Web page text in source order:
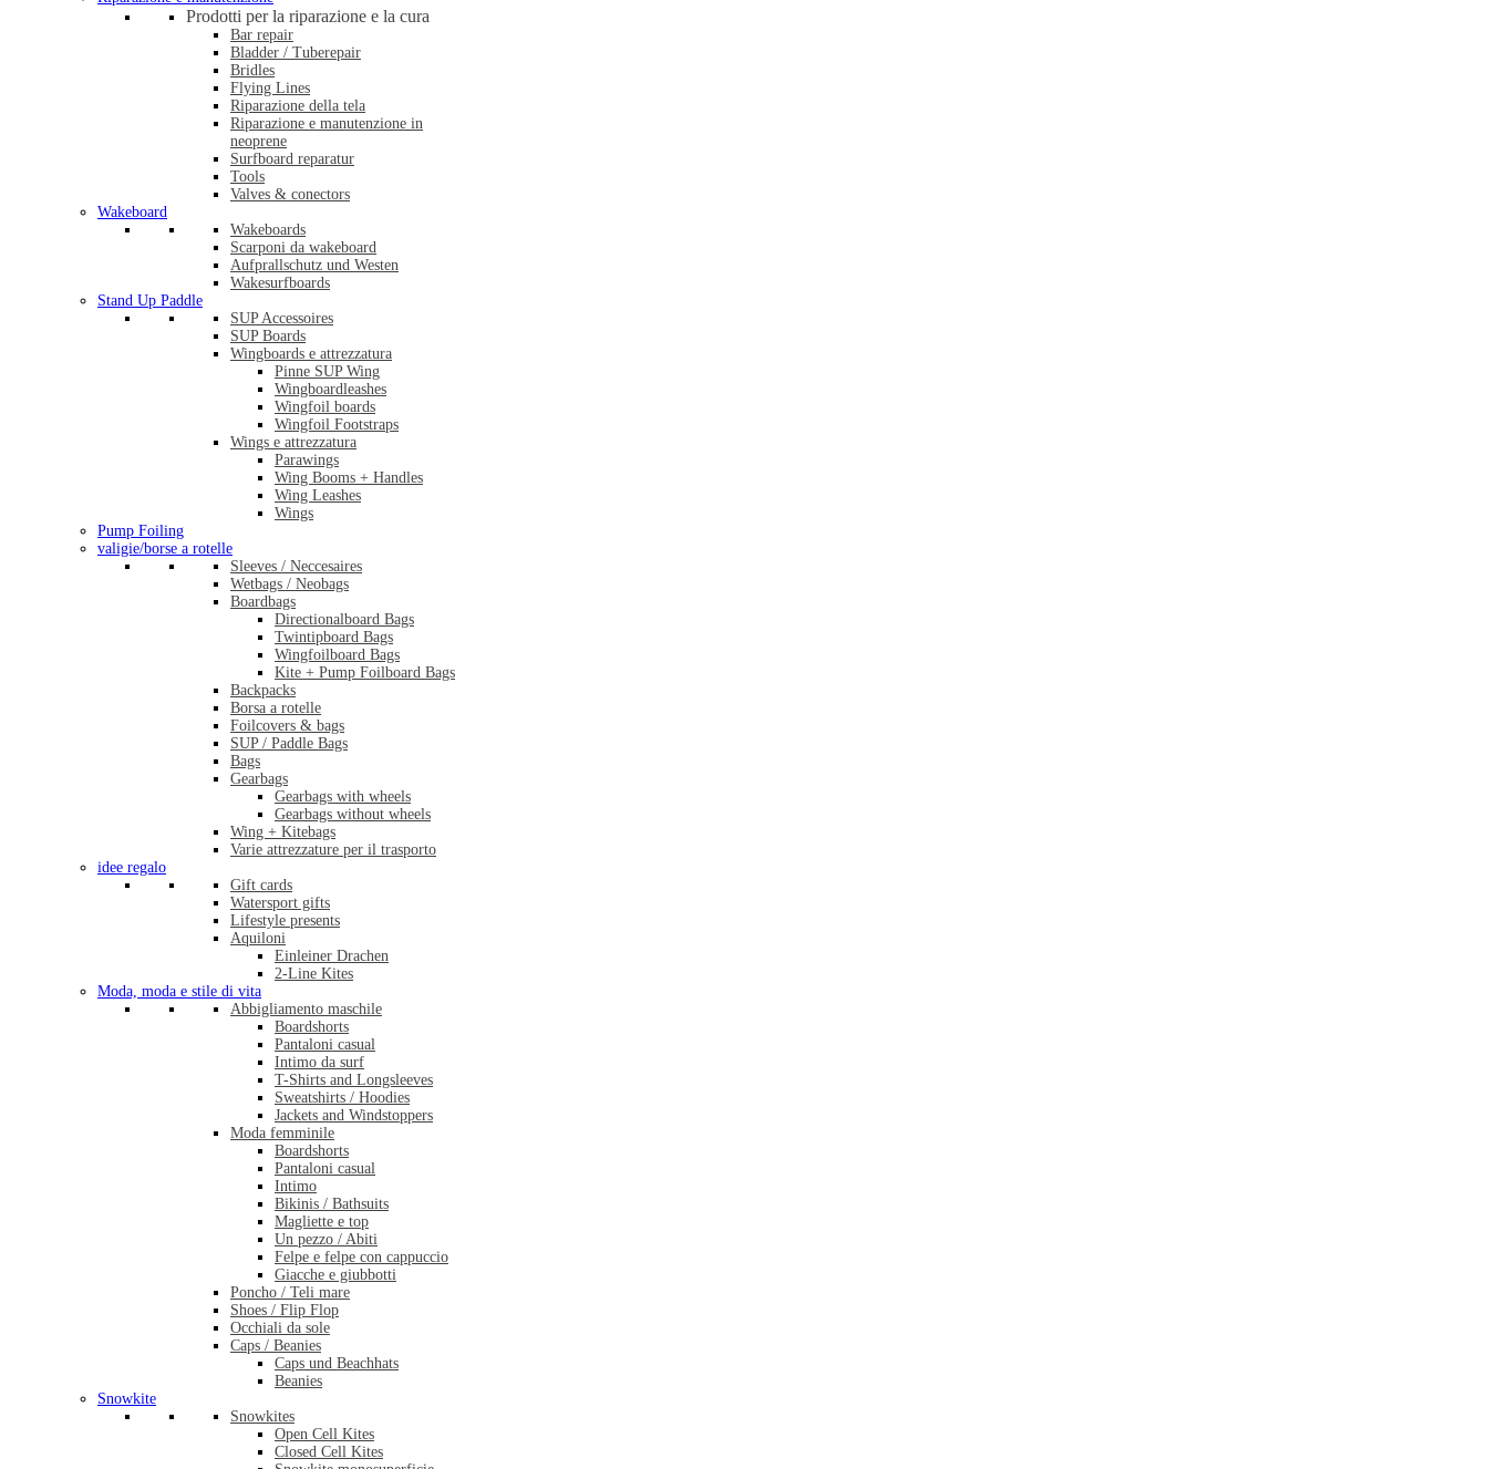
Prodotti per la riparazione e la cura
Bar repair
Bladder / Tuberepair
Bridles
Flying Lines
Riparazione della tela
Riparazione e manutenzione in
neoprene
Surfboard reparatur
Tools
Valves & conectors
Wakeboard
Wakeboards
Scarponi da wakeboard
Aufprallschutz und Westen
Wakesurfboards
Stand Up Paddle
SUP Accessoires
SUP Boards
Wingboards e attrezzatura
Pinne SUP Wing
Wingboardleashes
Wingfoil boards
Wingfoil Footstraps
Wings e attrezzatura
Parawings
Wing Booms + Handles
Wing Leashes
Wings
Pump Foiling
valigie/borse a rotelle
Sleeves / Neccesaires
Wetbags / Neobags
Boardbags
Directionalboard Bags
Twintipboard Bags
Wingfoilboard Bags
Kite + Pump Foilboard Bags
Backpacks
Borsa a rotelle
Foilcovers & bags
SUP / Paddle Bags
Bags
Gearbags
Gearbags with wheels
Gearbags without wheels
Wing + Kitebags
Varie attrezzature per il trasporto
idee regalo
Gift cards
Watersport gifts
Lifestyle presents
Aquiloni
Einleiner Drachen
2-Line Kites
Moda, moda e stile di vita
Abbigliamento maschile
Boardshorts
Pantaloni casual
Intimo da surf
T-Shirts and Longsleeves
Sweatshirts / Hoodies
Jackets and Windstoppers
Moda femminile
Boardshorts
Pantaloni casual
Intimo
Bikinis / Bathsuits
Magliette e top
Un pezzo / Abiti
Felpe e felpe con cappuccio
Giacche e giubbotti
Poncho / Teli mare
Shoes / Flip Flop
Occhiali da sole
Caps / Beanies
Caps und Beachhats
Beanies
Snowkite
Snowkites
Open Cell Kites
Closed Cell Kites